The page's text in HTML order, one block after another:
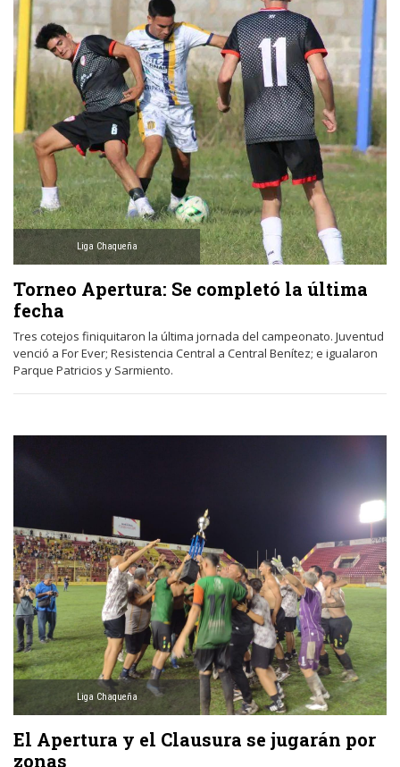
Liga Chaqueña
Torneo Apertura: Se completó la última
fecha
Tres cotejos finiquitaron la última jornada del campeonato. Juventud
venció a For Ever; Resistencia Central a Central Benítez; e igualaron
Parque Patricios y Sarmiento.
Liga Chaqueña
El Apertura y el Clausura se jugarán por
zonas